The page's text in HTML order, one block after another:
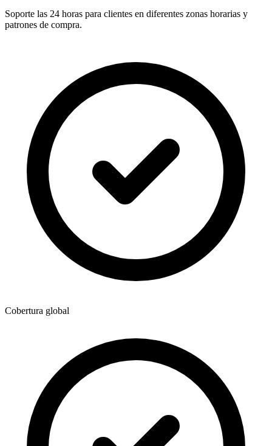
Soporte las 24 horas para clientes en diferentes zonas horarias y
patrones de compra.
Cobertura global